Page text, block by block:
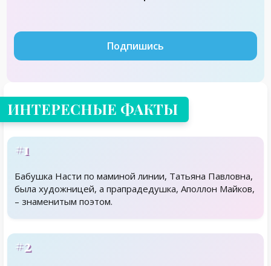
Подпишись
ИНТЕРЕСНЫЕ ФАКТЫ
#1
Бабушка Насти по маминой линии, Татьяна Павловна,
была художницей, а прапрадедушка, Аполлон Майков,
– знаменитым поэтом.
#2